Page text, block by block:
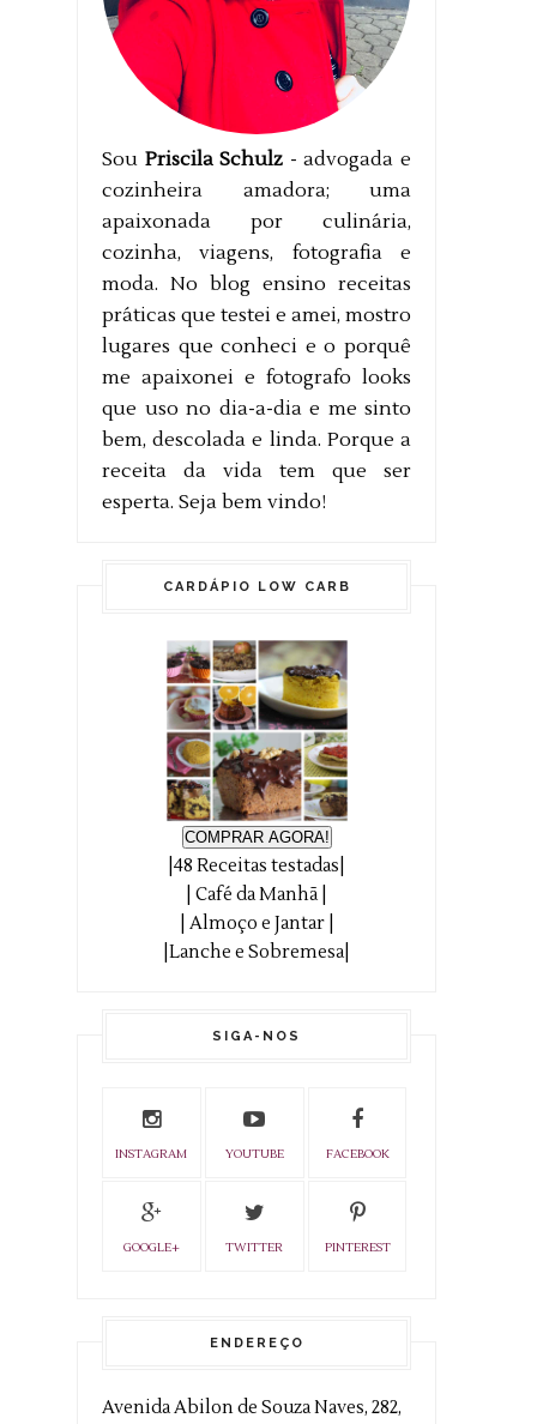
Sou Priscila Schulz - advogada e
cozinheira amadora; uma
apaixonada por culinária,
cozinha, viagens, fotografia e
moda. No blog ensino receitas
práticas que testei e amei, mostro
lugares que conheci e o porquê
me apaixonei e fotografo looks
que uso no dia-a-dia e me sinto
bem, descolada e linda. Porque a
receita da vida tem que ser
esperta. Seja bem vindo!
CARDÁPIO LOW CARB
COMPRAR AGORA!
|48 Receitas testadas|
| Café da Manhã |
| Almoço e Jantar |
|Lanche e Sobremesa|
SIGA-NOS
INSTAGRAM YOUTUBE FACEBOOK
GOOGLE+ TWITTER PINTEREST
ENDEREÇO
Avenida Abilon de Souza Naves, 282,